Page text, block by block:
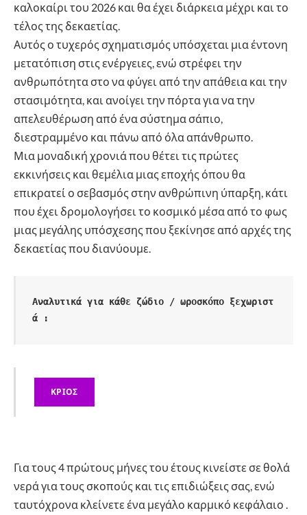
καλοκαίρι του 2026 και θα έχει διάρκεια μέχρι και το
τέλος της δεκαετίας.
Αυτός ο τυχερός σχηματισμός υπόσχεται μια έντονη
μετατόπιση στις ενέργειες, ενώ στρέφει την
ανθρωπότητα στο να φύγει από την απάθεια και την
στασιμότητα, και ανοίγει την πόρτα για να την
απελευθέρωση από ένα σύστημα σάπιο,
διεστραμμένο και πάνω από όλα απάνθρωπο.
Μια μοναδική χρονιά που θέτει τις πρώτες
εκκινήσεις και θεμέλια μιας εποχής όπου θα
επικρατεί ο σεβασμός στην ανθρώπινη ύπαρξη, κάτι
που έχει δρομολογήσει το κοσμικό μέσα από το φως
μιας μεγάλης υπόσχεσης που ξεκίνησε από αρχές της
δεκαετίας που διανύουμε.
Αναλυτικά για κάθε ζώδιο / ωροσκόπο ξεχωριστ
ά :
ΚΡΙΟΣ
Για τους 4 πρώτους μήνες του έτους κινείστε σε θολά
νερά για τους σκοπούς και τις επιδιώξεις σας, ενώ
ταυτόχρονα κλείνετε ένα μεγάλο καρμικό κεφάλαιο .